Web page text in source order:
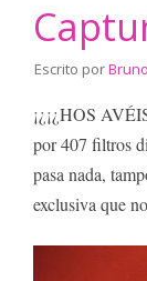
Escrito por
¡¿¡¿HOS
por 407 filtros
pasa nada,
exclusiva que